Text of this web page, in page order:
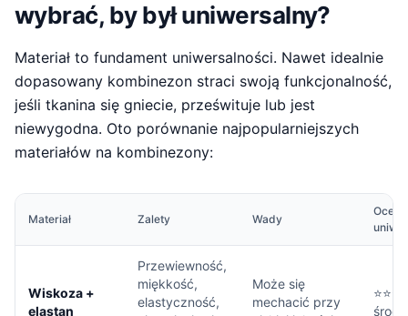
wybrać, by był uniwersalny?
Materiał to fundament uniwersalności. Nawet idealnie
dopasowany kombinezon straci swoją funkcjonalność,
jeśli tkanina się gniecie, prześwituje lub jest
niewygodna. Oto porównanie najpopularniejszych
materiałów na kombinezony:
Materiał Zalety Wady
Ocena
Wiskoza +
elastan
Przewiewność,
miękkość,
elastyczność,
Może się
mechacić przy